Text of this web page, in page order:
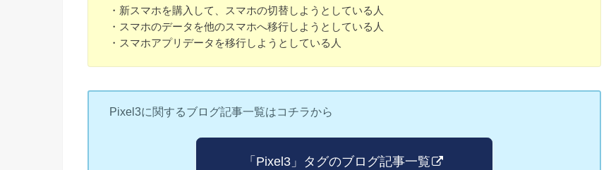
・新スマホを購入して、スマホの切替しようとしている人
・スマホのデータを他のスマホへ移行しようとしている人
・スマホアプリデータを移行しようとしている人
Pixel3に関するブログ記事一覧はコチラから
「Pixel3」タグのブログ記事一覧